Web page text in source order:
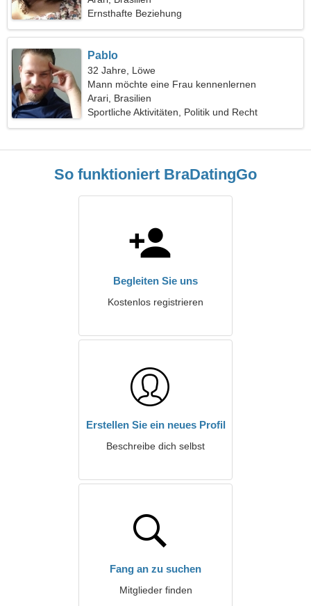
Ernsthafte Beziehung
Pablo
32 Jahre, Löwe
Mann möchte eine Frau kennenlernen
Arari, Brasilien
Sportliche Aktivitäten, Politik und Recht
So funktioniert BraDatingGo
Begleiten Sie uns
Kostenlos registrieren
Erstellen Sie ein neues Profil
Beschreibe dich selbst
Fang an zu suchen
Mitglieder finden